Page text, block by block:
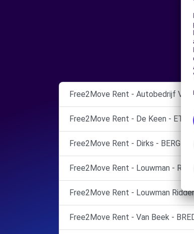
Free2Move Rent - Autobedrijf
Free2Move Rent - De Keen -
Free2Move Rent - Dirks - BERGEIJK
Free2Move Rent - Louwman -
Free2Move Rent - Louwman
Free2Move Rent - Van Beek -